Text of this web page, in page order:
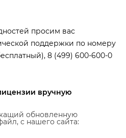
просим вас
поддержки по номеру
8 (499) 600-600-0
вручную
обновленную
с нашего сайта: